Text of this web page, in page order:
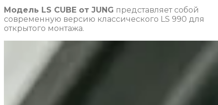
Модель LS CUBE от JUNG представляет собой
современную версию классического LS 990 для
открытого монтажа.